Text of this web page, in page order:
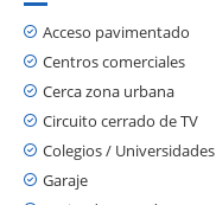
Acceso pavimentado
Centros comerciales
Cerca zona urbana
Circuito cerrado de TV
Colegios / Universidades
Garaje